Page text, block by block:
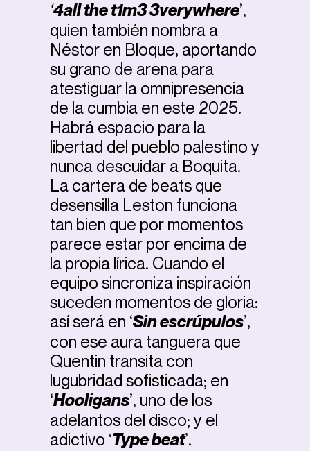
‘4all the t1m3 3verywhere’,
quien también nombra a
Néstor en Bloque, aportando
su grano de arena para
atestiguar la omnipresencia
de la cumbia en este 2025.
Habrá espacio para la
libertad del pueblo palestino y
nunca descuidar a Boquita.
La cartera de beats que
desensilla Leston funciona
tan bien que por momentos
parece estar por encima de
la propia lírica. Cuando el
equipo sincroniza inspiración
suceden momentos de gloria:
así será en ‘Sin escrúpulos’,
con ese aura tanguera que
Quentin transita con
lugubridad sofisticada; en
‘Hooligans’, uno de los
adelantos del disco; y el
adictivo ‘Type beat’.